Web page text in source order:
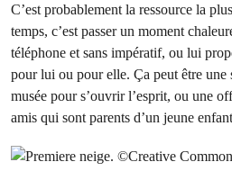
C’est probablement la ressource la
temps, c’est passer un moment
téléphone et sans impératif, ou lui
pour lui ou pour elle. Ça peut être une
musée pour s’ouvrir l’esprit, ou une
amis qui sont parents d’un jeune